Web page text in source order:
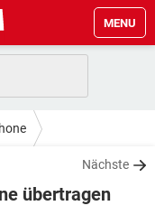
MENU
Nächste
übertragen